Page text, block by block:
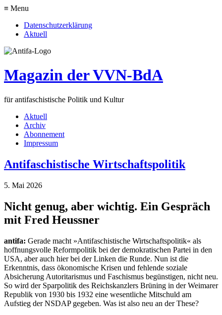
≡ Menu
Datenschutzerklärung
Aktuell
Magazin der VVN-BdA
für antifaschistische Politik und Kultur
Aktuell
Archiv
Abonnement
Impressum
Antifaschistische Wirtschaftspolitik
5. Mai 2026
Nicht genug, aber wichtig. Ein Gespräch
mit Fred Heussner
antifa: Gerade macht »Antifaschistische Wirtschaftspolitik« als
hoffnungsvolle Reformpolitik bei der demokratischen Partei in den
USA, aber auch hier bei der Linken die Runde. Nun ist die
Erkenntnis, dass ökonomische Krisen und fehlende soziale
Absicherung Autoritarismus und Faschismus begünstigen, nicht neu.
So wird der Sparpolitik des Reichskanzlers Brüning in der Weimarer
Republik von 1930 bis 1932 eine wesentliche Mitschuld am
Aufstieg der NSDAP gegeben. Was ist also neu an der These?